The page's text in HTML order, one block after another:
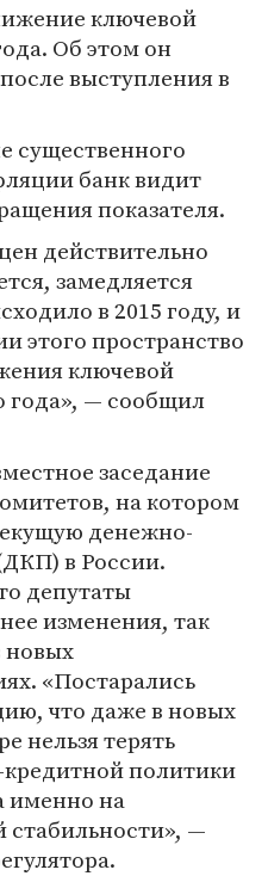
ключевой
Об этом он
выступления в
существенного
банк видит
показателя.
действительно
замедляется
в 2015 году, и
этого пространство
ключевой
года», — сообщил
заседание
на котором
денежно-
в России.
депутаты
изменения, так
новых
«Постарались
что даже в новых
нельзя терять
политики
именно на
—